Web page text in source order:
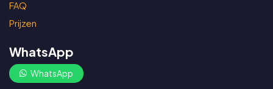
FAQ
Prijzen
WhatsApp
WhatsApp